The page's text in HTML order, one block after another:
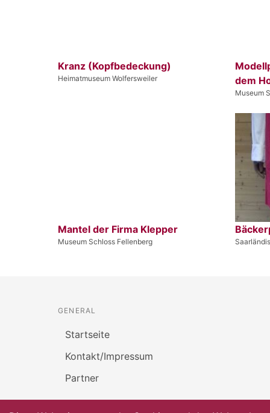
Kranz (Kopfbedeckung)
Heimatmuseum Wolfersweiler
dem
Museum
Mantel der Firma Klepper
Museum Schloss Fellenberg
GENERAL
Startseite
Kontakt/Impressum
Partner